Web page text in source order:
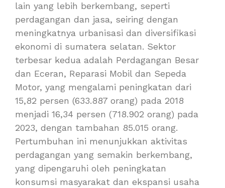
lain yang lebih berkembang, seperti
perdagangan dan jasa, seiring dengan
meningkatnya urbanisasi dan diversifikasi
ekonomi di sumatera selatan. Sektor
terbesar kedua adalah Perdagangan Besar
dan Eceran, Reparasi Mobil dan Sepeda
Motor, yang mengalami peningkatan dari
15,82 persen (633.887 orang) pada 2018
menjadi 16,34 persen (718.902 orang) pada
2023, dengan tambahan 85.015 orang.
Pertumbuhan ini menunjukkan aktivitas
perdagangan yang semakin berkembang,
yang dipengaruhi oleh peningkatan
konsumsi masyarakat dan ekspansi usaha